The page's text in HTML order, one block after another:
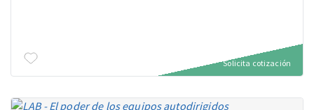
Solicita cotización